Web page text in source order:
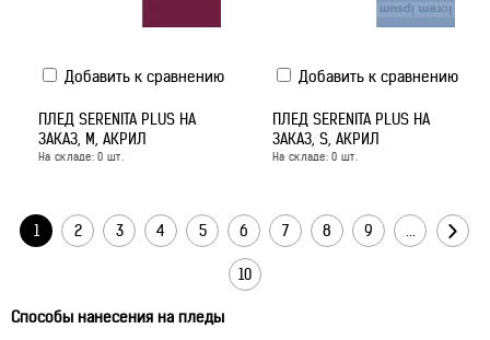
Добавить к сравнению
ПЛЕД SERENITA PLUS НА
ЗАКАЗ, M, АКРИЛ
На складе:0 шт.
Добавить к сравнению
ПЛЕД SERENITA PLUS НА
ЗАКАЗ, S, АКРИЛ
На складе:0 шт.
1 2 3 4 5 6 7 8 9 ...
10
Способы нанесения на пледы